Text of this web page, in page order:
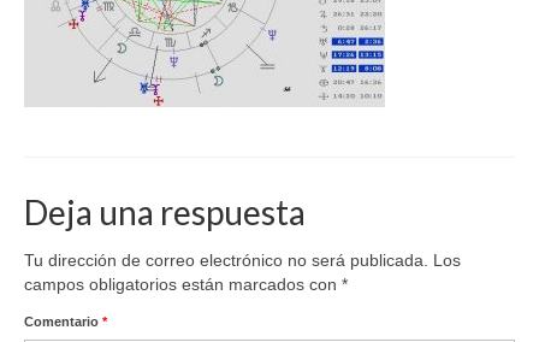
Deja una respuesta
Tu dirección de correo electrónico no será publicada.
Los
campos obligatorios están marcados con *
Comentario *